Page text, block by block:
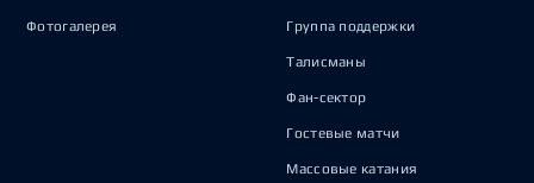
Фотогалерея Группа поддержки
Талисманы
Фан-сектор
Гостевые матчи
Массовые катания